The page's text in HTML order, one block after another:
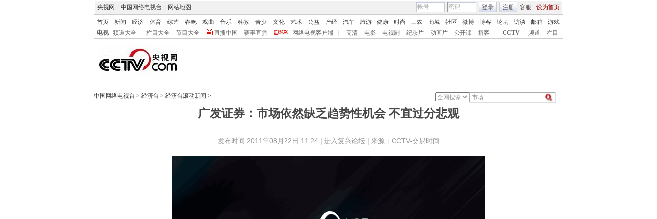
央视网 中国网络电视台 网站地图 客服 设为首页
登录 注册
首页 新闻 经济 体育 综艺 春晚 戏曲 音乐 科教 青少 文化 艺术 公益 产经 汽车 旅游 健康 时尚 三农 商城 社区 微博 博客 论坛 访谈 邮箱
游戏
电视
频道大全 栏目大全 节目大全 直播中国 赛事直播 网络电视客户端 高清 电影 电视剧 纪录片 动画片 公开课 播客 CCTV 频道 栏目
中国网络电视台 > 经济台 > 经济台滚动新闻 >
广发证券：市场依然缺乏趋势性机会 不宜过分悲观
发布时间:2011年08月22日 11:24 | 进入复兴论坛 | 来源：CCTV-交易时间